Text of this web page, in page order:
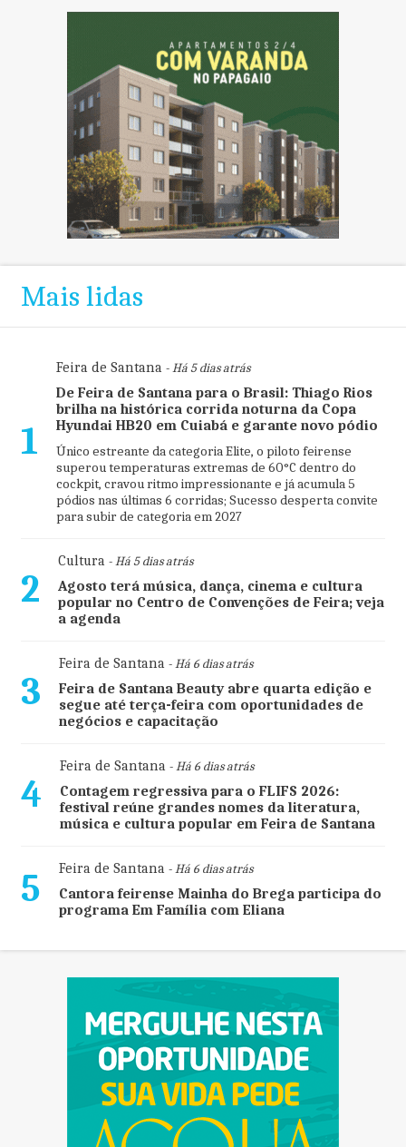
Mais lidas
1
Feira de Santana- Há 5 dias atrás
De Feira de Santana para o Brasil: Thiago Rios
brilha na histórica corrida noturna da Copa
Hyundai HB20 em Cuiabá e garante novo pódio
Único estreante da categoria Elite, o piloto feirense
superou temperaturas extremas de 60°C dentro do
cockpit, cravou ritmo impressionante e já acumula 5
pódios nas últimas 6 corridas; Sucesso desperta convite
para subir de categoria em 2027
2
Cultura- Há 5 dias atrás
Agosto terá música, dança, cinema e cultura
popular no Centro de Convenções de Feira; veja
a agenda
3
Feira de Santana- Há 6 dias atrás
Feira de Santana Beauty abre quarta edição e
segue até terça-feira com oportunidades de
negócios e capacitação
4
Feira de Santana- Há 6 dias atrás
Contagem regressiva para o FLIFS 2026:
festival reúne grandes nomes da literatura,
música e cultura popular em Feira de Santana
5 Feira de Santana- Há 6 dias atrás
Cantora feirense Mainha do Brega participa do
programa Em Família com Eliana